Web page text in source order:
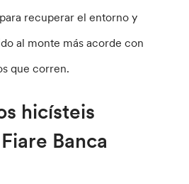
recuperar el entorno y
al monte más acorde con
que corren.
hicísteis
Banca